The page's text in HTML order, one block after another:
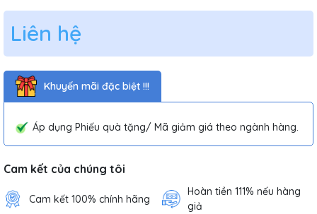
Liên hệ
Khuyến mãi đặc biệt !!!
Áp dụng Phiếu quà tặng/ Mã giảm giá theo ngành hàng.
Cam kết của chúng tôi
Cam kết 100% chính hãng
Hoàn tiền 111% nếu hàng
giả